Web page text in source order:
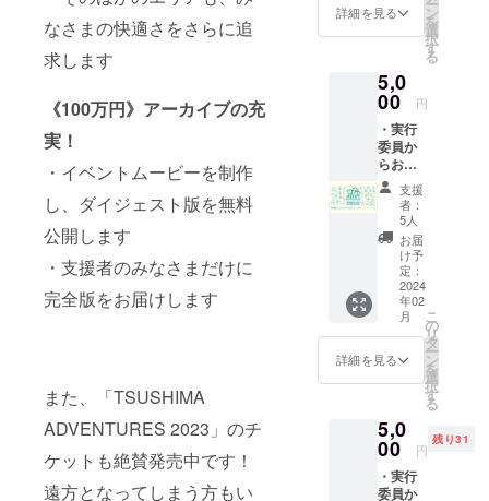
なさまの快適さをさらに追
求します
《100万円》アーカイブの充
実！
・イベントムービーを制作
し、ダイジェスト版を無料
公開します
・支援者のみなさまだけに
完全版をお届けします
また、「TSUSHIMA
ADVENTURES 2023」のチ
ケットも絶賛発売中です！
遠方となってしまう方もい
いという想
ています。
＜主催イベ
TSUSHIMA
BORDER
ISLAND
FESTIVAL
TSUSHIMA
ADVENTUR
ES
以外の
掲載を
ご希望
は、備
考欄に
ご記入
くださ
い。
詳細を見る ン
を
選
択
す
る
5,0
00 円
・実行
委員か
らお礼
メッ
セージ
・公式
サイト
にユー
ザー名
を掲載
（※1）
・開催
報告
ブック
レット
（A5ス
サイ
ズ、40
ページ
程度を
予定）
支援
者：
5人
お届
け予
定：
2024
年02
月
詳細を見る
こ
の
リ
タ
ー
ン
を
選
択
す
る
5,0
00 円
残り31
・実行
委員か